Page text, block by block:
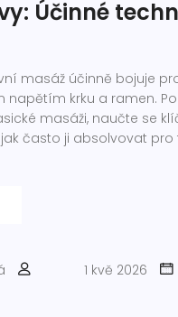
Účinné
masáž účinně bojuje
napětím krku a ramen.
masáži, naučte se
často ji absolvovat pro
1 kvě 2026